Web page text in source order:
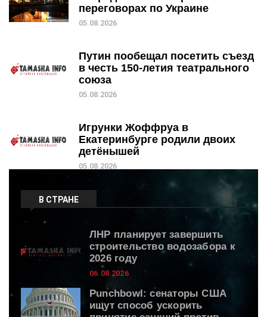
переговорах по Украине
05.08.2026
Путин пообещал посетить съезд
в честь 150-летия театрального
союза
05.08.2026
Игрунки Жоффруа в
Екатеринбурге родили двоих
детёнышей
05.08.2026
В СТРАНЕ
ЛНР планирует завершить
строительство водозабора к
2026 году
06.08.2026
Punchbowl: сенаторы США
ищут способ ускорить